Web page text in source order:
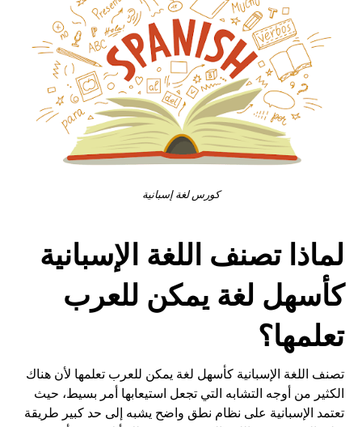
كورس لغة إسبانية
لماذا تصنف اللغة الإسبانية
كأسهل لغة يمكن للعرب
تعلمها؟
تصنف اللغة الإسبانية كأسهل لغة يمكن للعرب تعلمها لأن هناك
الكثير من أوجه التشابه التي تجعل استيعابها أمر بسيط، حيث
تعتمد الإسبانية على نظام نطق واضح يشبه إلى حد كبير طريقة